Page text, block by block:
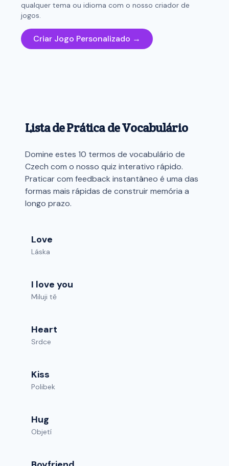
qualquer tema ou idioma com o nosso criador de
jogos.
Criar Jogo Personalizado →
Lista de Prática de Vocabulário
Domine estes 10 termos de vocabulário de
Czech com o nosso quiz interativo rápido.
Praticar com feedback instantâneo é uma das
formas mais rápidas de construir memória a
longo prazo.
Love
Láska
I love you
Miluji tě
Heart
Srdce
Kiss
Polibek
Hug
Objetí